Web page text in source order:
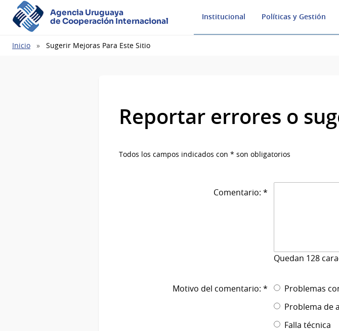
Agencia Uruguaya
de Cooperación Internacional
Institucional Políticas y Gestión
Ruta
Inicio Sugerir Mejoras Para Este Sitio
Reportar errores o
Todos los campos indicados con * son obligatorios
Comentario: *
Quedan 128
Motivo del comentario: *
Problemas
Problema de
Falla técnica